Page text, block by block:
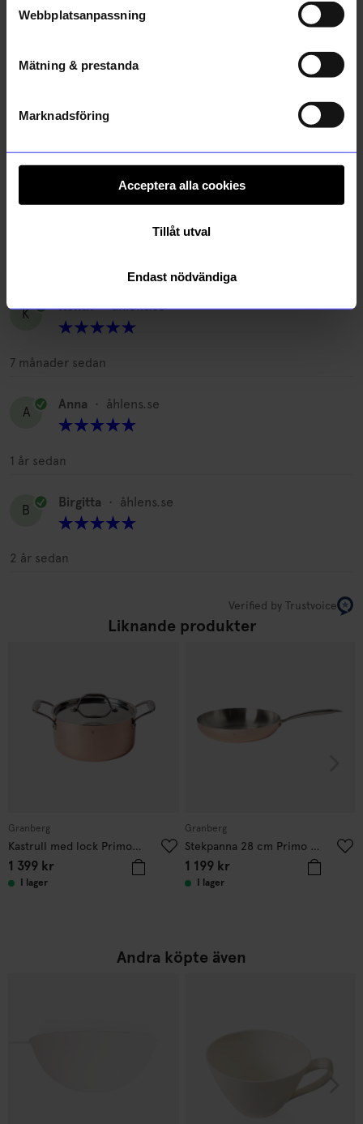
Webbplatsanpassning
Mätning & prestanda
Marknadsföring
Acceptera alla cookies
Tillåt utval
Endast nödvändiga
AB • åhlens.se
Kopparn bleknar redan efter första användningen trots
8 månader sedan
Christina • åhlens.se
K
Kenth • åhlens.se
7 månader sedan
A
Anna • åhlens.se
1 år sedan
B
Birgitta • åhlens.se
2 år sedan
Verified by Trustvoice
Liknande produkter
Granberg
Kastrull med lock Primo 3L Koppar
1 399 kr
I lager
Granberg
Stekpanna 28 cm Primo Koppar
1 199kr
I lager
Andra köpte även